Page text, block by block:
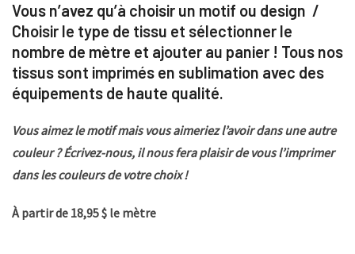
Vous n’avez qu’à choisir un motif ou design /
Choisir le type de tissu et sélectionner le
nombre de mètre et ajouter au panier ! Tous nos
tissus sont imprimés en sublimation avec des
équipements de haute qualité.
Vous aimez le motif mais vous aimeriez l’avoir dans une autre
couleur ? Écrivez-nous, il nous fera plaisir de vous l’imprimer
dans les couleurs de votre choix !
À partir de 18,95 $ le mètre